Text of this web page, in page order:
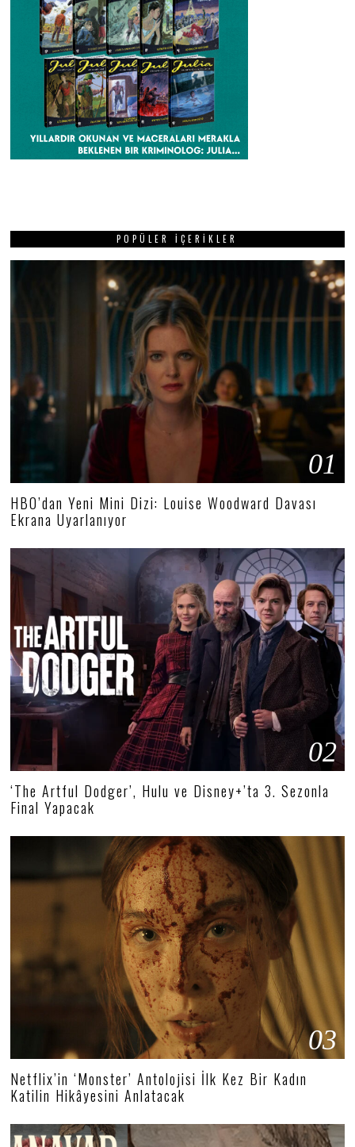
POPÜLER İÇERIKLER
01
HBO’dan Yeni Mini Dizi: Louise Woodward Davası
Ekrana Uyarlanıyor
02
‘The Artful Dodger’, Hulu ve Disney+’ta 3. Sezonla
Final Yapacak
03
Netflix’in ‘Monster’ Antolojisi İlk Kez Bir Kadın
Katilin Hikâyesini Anlatacak